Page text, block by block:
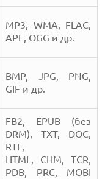
MP3, WMA, FLAC,
APE, OGG и др.
BMP, JPG, PNG,
GIF и др.
FB2, EPUB (без
DRM), TXT, DOC,
RTF,
HTML, CHM, TCR,
PDB, PRC, MOBI